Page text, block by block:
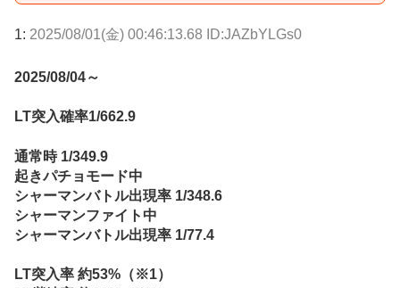
1: 2025/08/01(金) 00:46:13.68 ID:JAZbYLGs0
2025/08/04～
LT突入確率1/662.9
通常時 1/349.9
起きパチョモード中
シャーマンバトル出現率 1/348.6
シャーマンファイト中
シャーマンバトル出現率 1/77.4
LT突入率 約53%（※1）